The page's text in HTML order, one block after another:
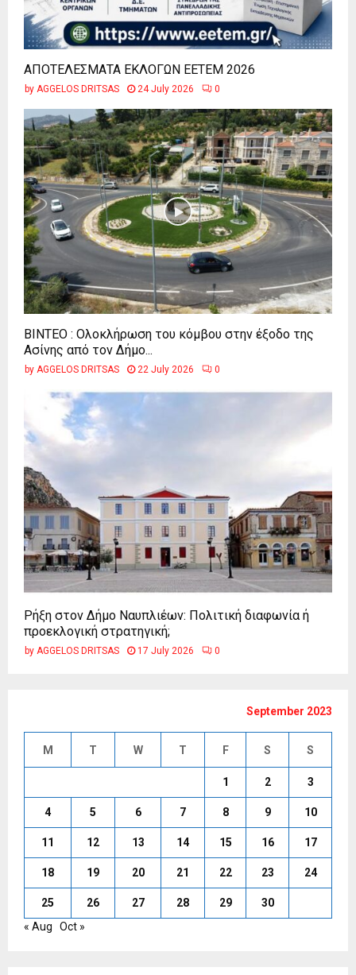
ΑΠΟΤΕΛΕΣΜΑΤΑ ΕΚΛΟΓΩΝ ΕΕΤΕΜ 2026
by AGGELOS DRITSAS 24 July 2026 0
ΒΙΝΤΕΟ : Ολοκλήρωση του κόμβου στην έξοδο της
Ασίνης από τον Δήμο...
by AGGELOS DRITSAS 22 July 2026 0
Ρήξη στον Δήμο Ναυπλιέων: Πολιτική διαφωνία ή
προεκλογική στρατηγική;
by AGGELOS DRITSAS 17 July 2026 0
September 2023
M T W T F S S
1 2 3
4 5 6 7 8 9 10
11 12 13 14 15 16 17
18 19 20 21 22 23 24
25 26 27 28 29
30
« Aug
Oct »